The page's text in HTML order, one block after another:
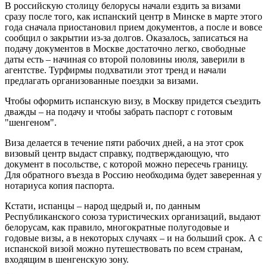
В российскую столицу белорусы начали ездить за визами
сразу после того, как испанский центр в Минске в марте этого
года сначала приостановил прием документов, а после и вовсе
сообщил о закрытии из-за долгов. Оказалось, записаться на
подачу документов в Москве достаточно легко, свободные
даты есть – начиная со второй половины июля, заверили в
агентстве. Турфирмы подхватили этот тренд и начали
предлагать организованные поездки за визами.
Чтобы оформить испанскую визу, в Москву придется съездить
дважды – на подачу и чтобы забрать паспорт с готовым
"шенгеном".
Виза делается в течение пяти рабочих дней, а на этот срок
визовый центр выдаст справку, подтверждающую, что
документ в посольстве, с которой можно пересечь границу.
Для обратного въезда в Россию необходима будет заверенная у
нотариуса копия паспорта.
Кстати, испанцы – народ щедрый и, по данным
Республиканского союза туристических организаций, выдают
белорусам, как правило, многократные полугодовые и
годовые визы, а в некоторых случаях – и на больший срок. А с
испанской визой можно путешествовать по всем странам,
входящим в шенгенскую зону.